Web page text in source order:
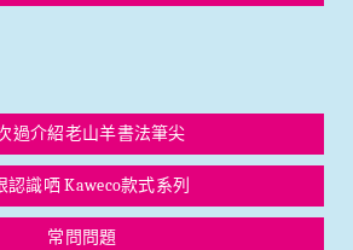
過介紹老山羊書法筆尖
認識哂 Kaweco款式系列
常問問題